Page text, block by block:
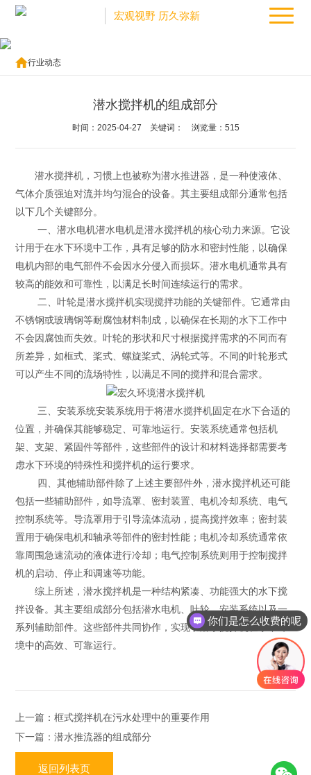
宏观视野 历久弥新
行业动态
潜水搅拌机的组成部分
时间： 2025-04-27 关键词： 浏览量： 515
潜水搅拌机，习惯上也被称为潜水推进器，是一种使液体、
气体介质强迫对流并均匀混合的设备。其主要组成部分通常包括
以下几个关键部分。
一、潜水电机潜水电机是潜水搅拌机的核心动力来源。它设
计用于在水下环境中工作，具有足够的防水和密封性能，以确保
电机内部的电气部件不会因水分侵入而损坏。潜水电机通常具有
较高的能效和可靠性，以满足长时间连续运行的需求。
二、叶轮是潜水搅拌机实现搅拌功能的关键部件。它通常由
不锈钢或玻璃钢等耐腐蚀材料制成，以确保在长期的水下工作中
不会因腐蚀而失效。叶轮的形状和尺寸根据搅拌需求的不同而有
所差异，如框式、桨式、螺旋桨式、涡轮式等。不同的叶轮形式
可以产生不同的流场特性，以满足不同的搅拌和混合需求。
三、安装系统安装系统用于将潜水搅拌机固定在水下合适的
位置，并确保其能够稳定、可靠地运行。安装系统通常包括机
架、支架、紧固件等部件，这些部件的设计和材料选择都需要考
虑水下环境的特殊性和搅拌机的运行要求。
四、其他辅助部件除了上述主要部件外，潜水搅拌机还可能
包括一些辅助部件，如导流罩、密封装置、电机冷却系统、电气
控制系统等。导流罩用于引导流体流动，提高搅拌效率；密封装
置用于确保电机和轴承等部件的密封性能；电机冷却系统通常依
靠周围急速流动的液体进行冷却；电气控制系统则用于控制搅拌
机的启动、停止和调速等功能。
综上所述，潜水搅拌机是一种结构紧凑、功能强大的水下搅
拌设备。其主要组成部分包括潜水电机、叶轮、安装系统以及一
系列辅助部件。这些部件共同协作，实现了潜水搅拌机在水下环
境中的高效、可靠运行。
上一篇：框式搅拌机在污水处理中的重要作用
下一篇：潜水推流器的组成部分
返回列表页
你们是怎么收费的呢